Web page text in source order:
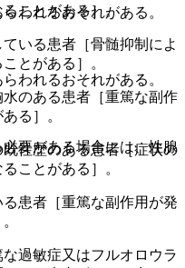
われるおそれがある。
われるおそれがある。
要がある場合には、性腺
ことがある］。
いる患者［骨髄抑制によ
とがある］。
のある患者［重篤な副作
る］。
往歴のある患者［症状の
ことがある］。
患者［重篤な副作用が発
過敏症又はフルオロウラ